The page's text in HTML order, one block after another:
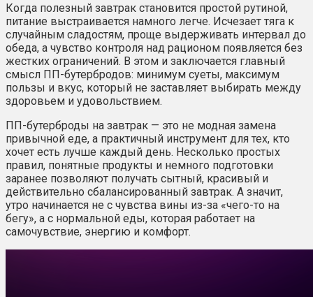
Когда полезный завтрак становится простой рутиной,
питание выстраивается намного легче. Исчезает тяга к
случайным сладостям, проще выдерживать интервал до
обеда, а чувство контроля над рационом появляется без
жестких ограничений. В этом и заключается главный
смысл ПП-бутербродов: минимум суеты, максимум
пользы и вкус, который не заставляет выбирать между
здоровьем и удовольствием.
ПП-бутерброды на завтрак — это не модная замена
привычной еде, а практичный инструмент для тех, кто
хочет есть лучше каждый день. Несколько простых
правил, понятные продукты и немного подготовки
заранее позволяют получать сытный, красивый и
действительно сбалансированный завтрак. А значит,
утро начинается не с чувства вины из-за «чего-то на
бегу», а с нормальной еды, которая работает на
самочувствие, энергию и комфорт.